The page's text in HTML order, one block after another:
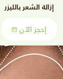
إزالة الشعر بالليزر
إحجز الآن